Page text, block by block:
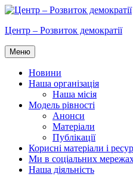
Перейти
вмісту
Центр – Розвиток демократії
Меню
Новини
Наша організація
Наша місія
Модель рівності
Анонси
Матеріали
Публікації
Корисні матеріали і
Ми в соціальних
Наша діяльність